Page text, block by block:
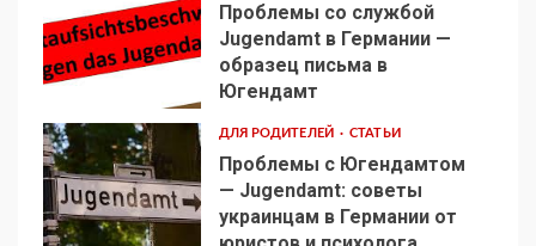
2
Проблемы со службой
Jugendamt в Германии —
образец письма в
Югендамт
3
ДЛЯ РОДИТЕЛЕЙ СТАТЬИ
Проблемы с Югендамтом
— Jugendamt: советы
украинцам в Германии от